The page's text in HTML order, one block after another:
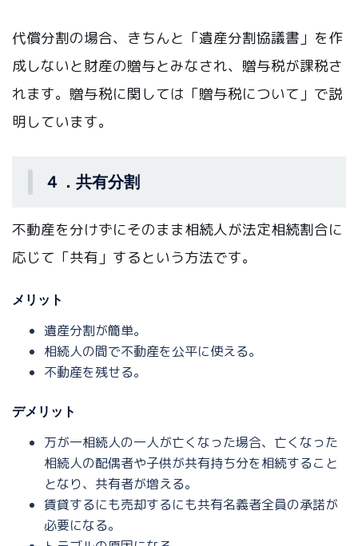
代償分割の場合、きちんと「遺産分割協議書」を作
成しないと財産の贈与とみなされ、贈与税が課税さ
れます。贈与税に関しては「贈与税について」で説
明しています。
４．共有分割
不動産を分けずにそのまま相続人が法定相続割合に
応じて「共有」するという方法です。
メリット
遺産分割が簡単。
相続人の間で不動産を公平に使える。
不動産を残せる。
デメリット
万が一相続人の一人が亡くなった場合、亡くなった
相続人の配偶者や子供が共有持ち分を相続すること
となり、共有者が増える。
賃貸するにも売却するにも共有名義者全員の承諾が
必要になる。